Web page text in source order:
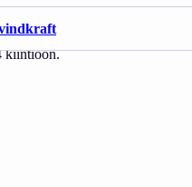
kiintiöön.